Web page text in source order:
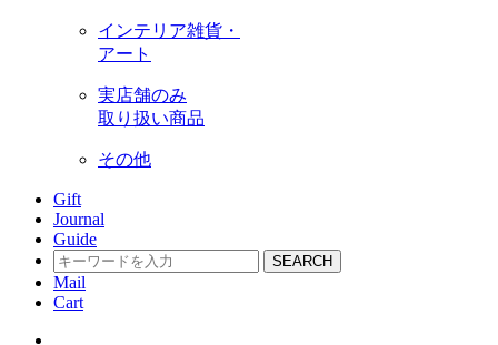
インテリア雑貨・
アート
実店舗のみ
取り扱い商品
その他
Gift
Journal
Guide
SEARCH
Mail
Cart